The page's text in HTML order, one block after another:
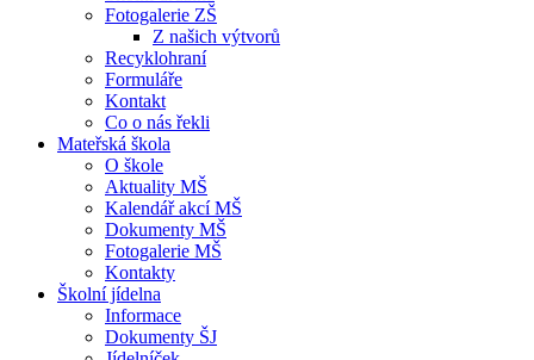
Fotogalerie ZŠ
Z našich výtvorů
Recyklohraní
Formuláře
Kontakt
Co o nás řekli
Mateřská škola
O škole
Aktuality MŠ
Kalendář akcí MŠ
Dokumenty MŠ
Fotogalerie MŠ
Kontakty
Školní jídelna
Informace
Dokumenty ŠJ